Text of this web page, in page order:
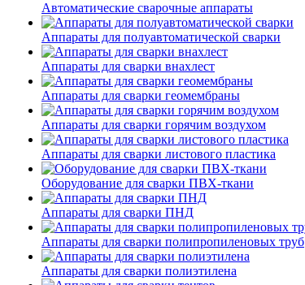
Автоматические сварочные аппараты
Аппараты для полуавтоматической сварки
Аппараты для сварки внахлест
Аппараты для сварки геомембраны
Аппараты для сварки горячим воздухом
Аппараты для сварки листового пластика
Оборудование для сварки ПВХ-ткани
Аппараты для сварки ПНД
Аппараты для сварки полипропиленовых труб
Аппараты для сварки полиэтилена